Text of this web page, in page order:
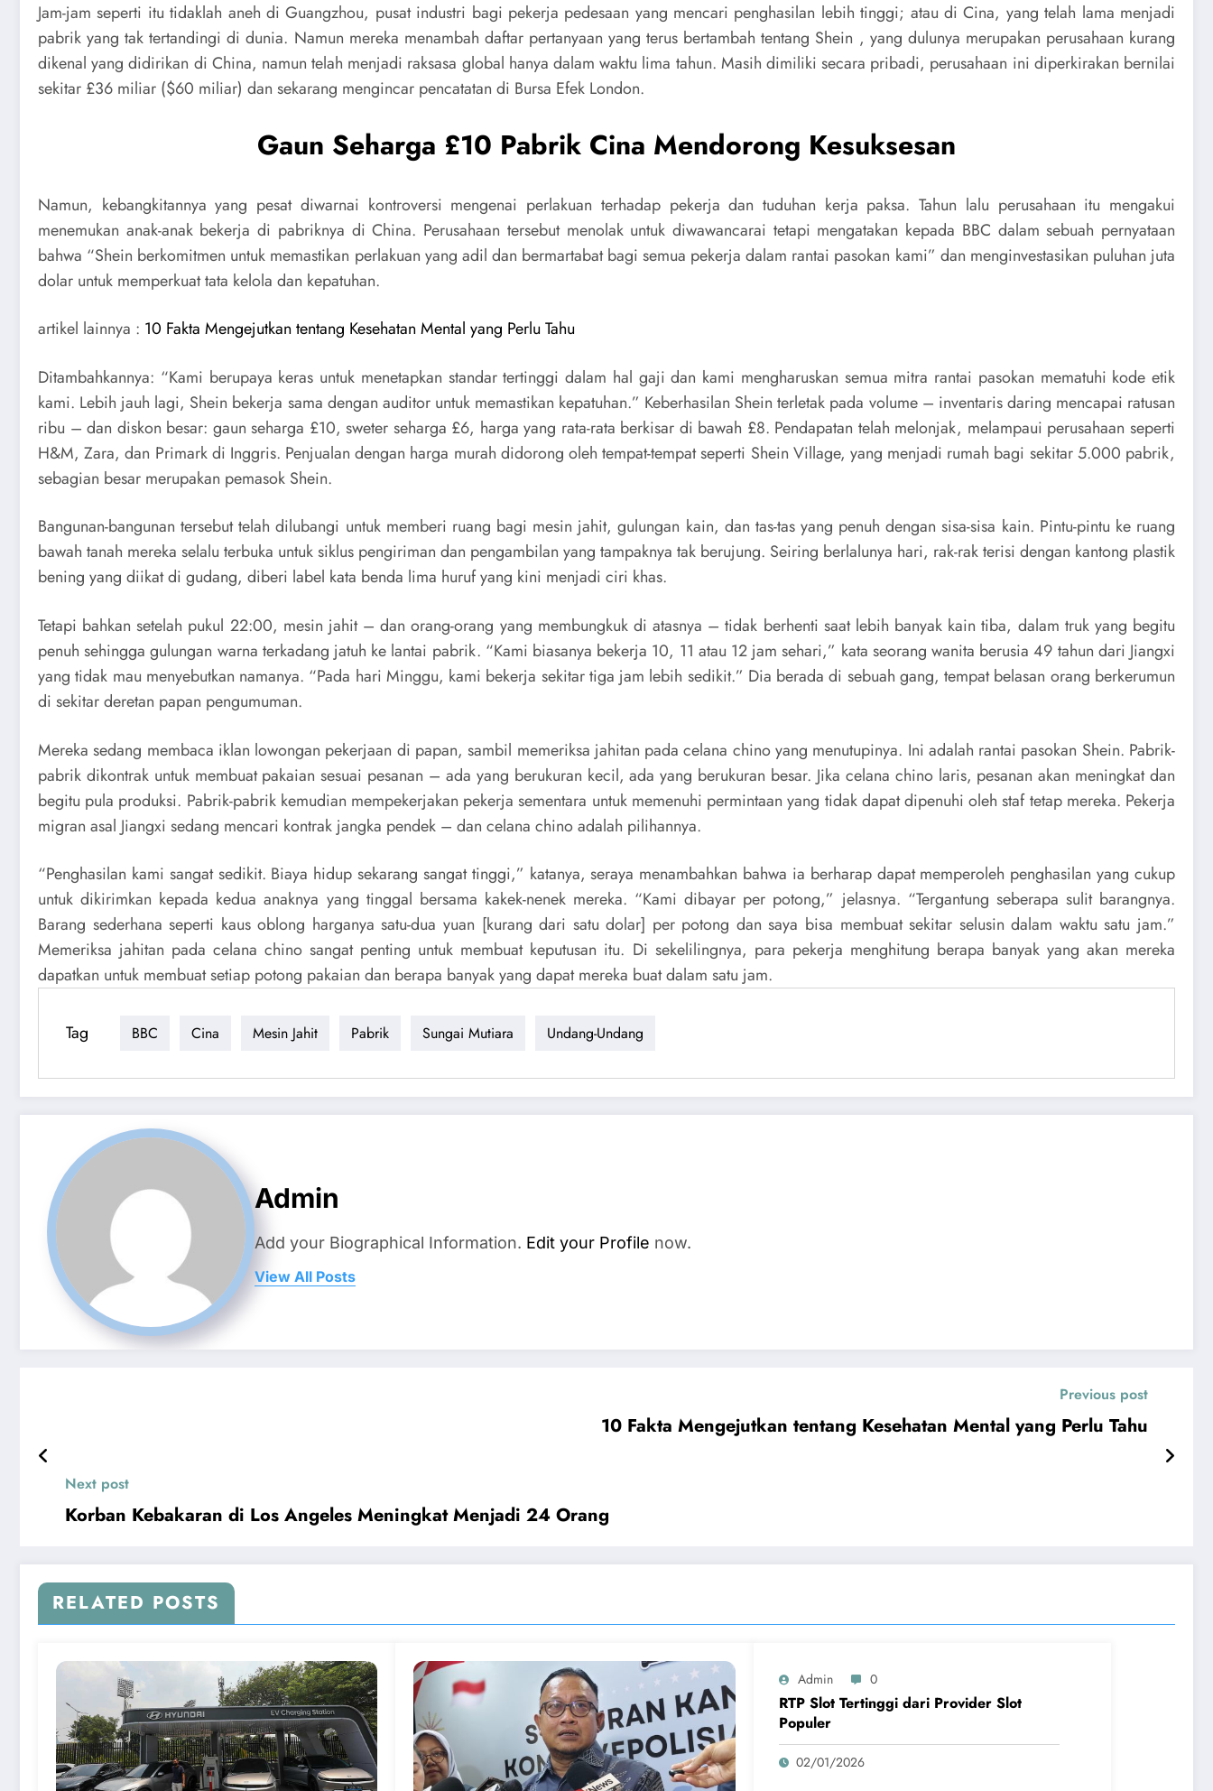
Jam-jam seperti itu tidaklah aneh di Guangzhou, pusat industri bagi pekerja pedesaan yang mencari penghasilan lebih tinggi; atau di Cina, yang telah lama menjadi
pabrik yang tak tertandingi di dunia. Namun mereka menambah daftar pertanyaan yang terus bertambah tentang Shein , yang dulunya merupakan perusahaan kurang
dikenal yang didirikan di China, namun telah menjadi raksasa global hanya dalam waktu lima tahun. Masih dimiliki secara pribadi, perusahaan ini diperkirakan bernilai
sekitar £36 miliar ($60 miliar) dan sekarang mengincar pencatatan di Bursa Efek London.
Gaun Seharga £10 Pabrik Cina Mendorong Kesuksesan
Namun, kebangkitannya yang pesat diwarnai kontroversi mengenai perlakuan terhadap pekerja dan tuduhan kerja paksa. Tahun lalu perusahaan itu mengakui
menemukan anak-anak bekerja di pabriknya di China. Perusahaan tersebut menolak untuk diwawancarai tetapi mengatakan kepada BBC dalam sebuah pernyataan
bahwa “Shein berkomitmen untuk memastikan perlakuan yang adil dan bermartabat bagi semua pekerja dalam rantai pasokan kami” dan menginvestasikan puluhan juta
dolar untuk memperkuat tata kelola dan kepatuhan.
artikel lainnya : 10 Fakta Mengejutkan tentang Kesehatan Mental yang Perlu Tahu
Ditambahkannya: “Kami berupaya keras untuk menetapkan standar tertinggi dalam hal gaji dan kami mengharuskan semua mitra rantai pasokan mematuhi kode etik
kami. Lebih jauh lagi, Shein bekerja sama dengan auditor untuk memastikan kepatuhan.” Keberhasilan Shein terletak pada volume – inventaris daring mencapai ratusan
ribu – dan diskon besar: gaun seharga £10, sweter seharga £6, harga yang rata-rata berkisar di bawah £8. Pendapatan telah melonjak, melampaui perusahaan seperti
H&M, Zara, dan Primark di Inggris. Penjualan dengan harga murah didorong oleh tempat-tempat seperti Shein Village, yang menjadi rumah bagi sekitar 5.000 pabrik,
sebagian besar merupakan pemasok Shein.
Bangunan-bangunan tersebut telah dilubangi untuk memberi ruang bagi mesin jahit, gulungan kain, dan tas-tas yang penuh dengan sisa-sisa kain. Pintu-pintu ke ruang
bawah tanah mereka selalu terbuka untuk siklus pengiriman dan pengambilan yang tampaknya tak berujung. Seiring berlalunya hari, rak-rak terisi dengan kantong plastik
bening yang diikat di gudang, diberi label kata benda lima huruf yang kini menjadi ciri khas.
Tetapi bahkan setelah pukul 22:00, mesin jahit – dan orang-orang yang membungkuk di atasnya – tidak berhenti saat lebih banyak kain tiba, dalam truk yang begitu
penuh sehingga gulungan warna terkadang jatuh ke lantai pabrik. “Kami biasanya bekerja 10, 11 atau 12 jam sehari,” kata seorang wanita berusia 49 tahun dari Jiangxi
yang tidak mau menyebutkan namanya. “Pada hari Minggu, kami bekerja sekitar tiga jam lebih sedikit.” Dia berada di sebuah gang, tempat belasan orang berkerumun
di sekitar deretan papan pengumuman.
Mereka sedang membaca iklan lowongan pekerjaan di papan, sambil memeriksa jahitan pada celana chino yang menutupinya. Ini adalah rantai pasokan Shein. Pabrik-
pabrik dikontrak untuk membuat pakaian sesuai pesanan – ada yang berukuran kecil, ada yang berukuran besar. Jika celana chino laris, pesanan akan meningkat dan
begitu pula produksi. Pabrik-pabrik kemudian mempekerjakan pekerja sementara untuk memenuhi permintaan yang tidak dapat dipenuhi oleh staf tetap mereka. Pekerja
migran asal Jiangxi sedang mencari kontrak jangka pendek – dan celana chino adalah pilihannya.
“Penghasilan kami sangat sedikit. Biaya hidup sekarang sangat tinggi,” katanya, seraya menambahkan bahwa ia berharap dapat memperoleh penghasilan yang cukup
untuk dikirimkan kepada kedua anaknya yang tinggal bersama kakek-nenek mereka. “Kami dibayar per potong,” jelasnya. “Tergantung seberapa sulit barangnya.
Barang sederhana seperti kaus oblong harganya satu-dua yuan [kurang dari satu dolar] per potong dan saya bisa membuat sekitar selusin dalam waktu satu jam.”
Memeriksa jahitan pada celana chino sangat penting untuk membuat keputusan itu. Di sekelilingnya, para pekerja menghitung berapa banyak yang akan mereka
dapatkan untuk membuat setiap potong pakaian dan berapa banyak yang dapat mereka buat dalam satu jam.
Tag BBC Cina Mesin Jahit Pabrik Sungai Mutiara Undang-Undang
Admin
Add your Biographical Information. Edit your Profile now.
View All Posts
Previous post
10 Fakta Mengejutkan tentang Kesehatan Mental yang Perlu Tahu
Next post
Korban Kebakaran di Los Angeles Meningkat Menjadi 24 Orang
RELATED POSTS
Admin 0
RTP Slot Tertinggi dari Provider Slot
Populer
02/01/2026